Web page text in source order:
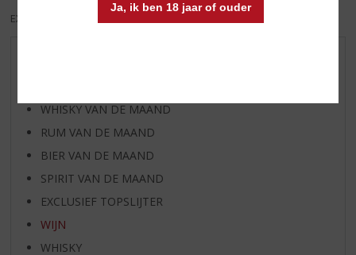
Ja, ik ben 18 jaar of ouder
EXCL. BTW
WHISKY VAN DE MAAND
RUM VAN DE MAAND
BIER VAN DE MAAND
SPIRIT VAN DE MAAND
EXCLUSIEF TOPSLIJTER
WIJN
WHISKY